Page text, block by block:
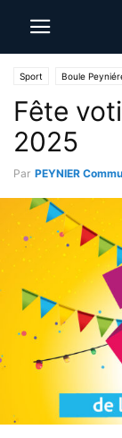
Sport Boule
Animations
Fête
2025
Par PEYNIER